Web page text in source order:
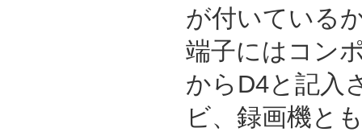
が付いている
端子にはコン
からD4と記入
ビ、録画機と